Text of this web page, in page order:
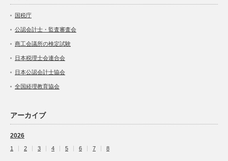
国税庁
公認会計士・監査審査会
商工会議所の検定試験
日本税理士会連合会
日本公認会計士協会
全国経理教育協会
アーカイブ
2026
1 2 3 4 5 6 7 8